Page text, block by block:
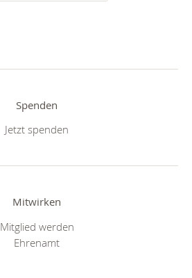
Spenden
Jetzt spenden
Mitwirken
Mitglied werden
Ehrenamt